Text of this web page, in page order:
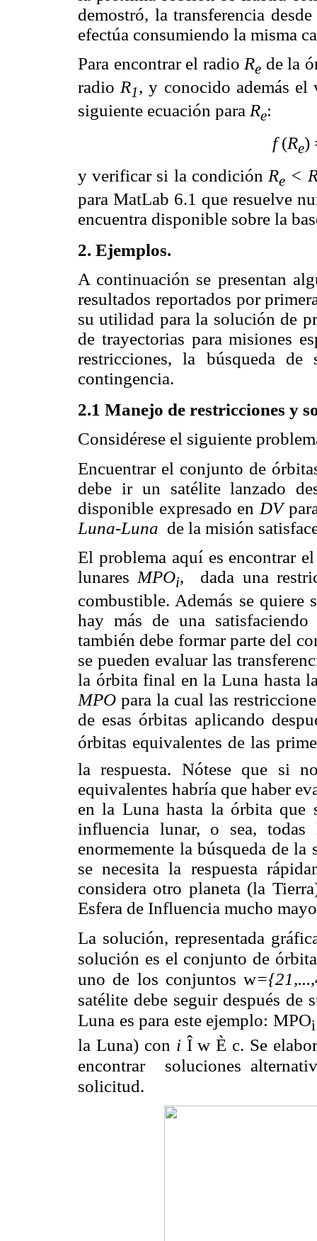
demostró, la transferencia
efectúa consumiendo la misma
Para encontrar el radio Re de la
radio R1, y conocido además
siguiente ecuación para Re:
f(Re)
y verificar si la condición Re <
para MatLab 6.1 que resuelve
encuentra disponible sobre la
2. Ejemplos.
A continuación se presentan
resultados reportados por
su utilidad para la solución de
de trayectorias para misiones
restricciones, la búsqueda
contingencia.
2.1 Manejo de restricciones y
Considérese el siguiente
Encuentrar el conjunto de
debe ir un satélite lanzado
disponible expresado en DV
Luna-Luna de la misión
El problema aquí es encontrar
lunares MPOi, dada una
combustible. Además se quiere
hay más de una satisfaciendo
también debe formar parte del
se pueden evaluar las
la órbita final en la Luna hasta
MPO para la cual las
de esas órbitas aplicando
órbitas equivalentes de las
la respuesta. Nótese que si
equivalentes habría que haber
en la Luna hasta la órbita que
influencia lunar, o sea,
enormemente la búsqueda de
se necesita la respuesta
considera otro planeta (la
Esfera de Influencia mucho
La solución, representada
solución es el conjunto de
uno de los conjuntosw
satélite debe seguir después de
Luna es para este ejemplo: MPOi
la Luna) con iÎ w È c. Se
encontrar soluciones
solicitud.